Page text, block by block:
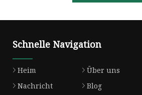
Schnelle Navigation
Heim Über uns
Nachricht
Blog